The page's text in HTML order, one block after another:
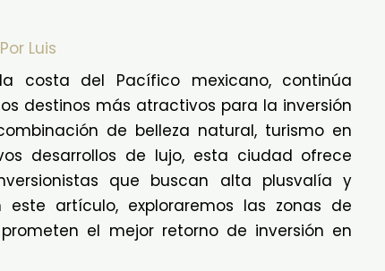
Luis
costa del Pacífico mexicano, continúa
destinos más atractivos para la inversión
de belleza natural, turismo en
desarrollos de lujo, esta ciudad ofrece
que buscan alta plusvalía y
artículo, exploraremos las zonas de
el mejor retorno de inversión en